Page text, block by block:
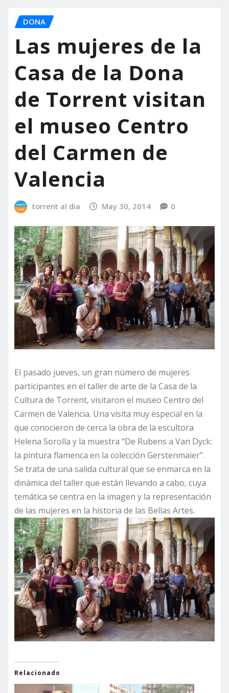
DONA
Las mujeres de la
Casa de la Dona
de Torrent visitan
el museo Centro
del Carmen de
Valencia
torrent al dia May 30, 2014 0
El pasado jueves, un gran número de mujeres
participantes en el taller de arte de la Casa de la
Cultura de Torrent, visitaron el museo Centro del
Carmen de Valencia. Una visita muy especial en la
que conocieron de cerca la obra de la escultora
Helena Sorolla y la muestra “De Rubens a Van Dyck:
la pintura flamenca en la colección Gerstenmaier”.
Se trata de una salida cultural que se enmarca en la
dinámica del taller que están llevando a cabo, cuya
temática se centra en la imagen y la representación
de las mujeres en la historia de las Bellas Artes.
Relacionado